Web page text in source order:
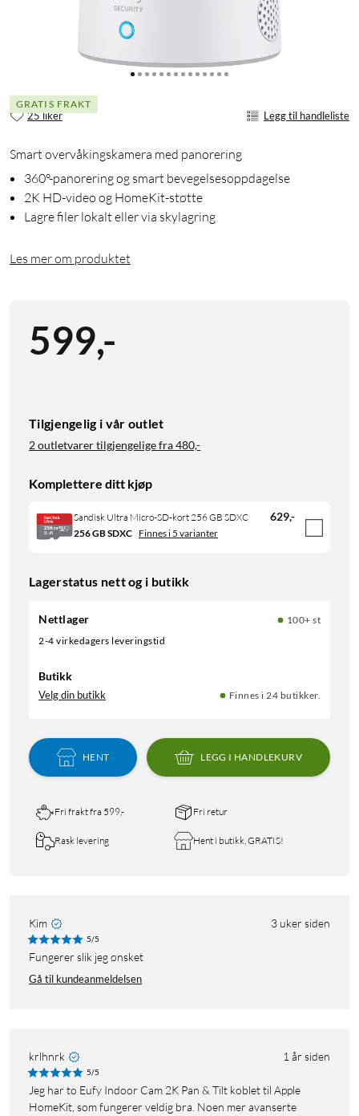
GRATIS FRAKT
25 liker Legg til handleliste
Smart overvåkingskamera med panorering
360°-panorering og smart bevegelsesoppdagelse
2K HD-video og HomeKit-støtte
Lagre filer lokalt eller via skylagring
Les mer om produktet
599,-
Tilgjengelig i vår outlet
2 outletvarer tilgjengelige fra480,-
Komplettere ditt kjøp
Sandisk Ultra Micro-SD-kort 256 GB SDXC 629,-
256 GB SDXC Finnes i 5 varianter
Lagerstatus nett og i butikk
Nettlager
100+ st
2-4 virkedagers leveringstid
Butikk
Velg din butikk Finnes i 24 butikker.
HENT LEGG I HANDLEKURV
Fri frakt fra 599,- Fri retur
Rask levering Hent i butikk, GRATIS!
Kim 3 uker siden
5/5
Fungerer slik jeg ønsket
Gå til kundeanmeldelsen
krlhnrk 1 år siden
5/5
Jeg har to Eufy Indoor Cam 2K Pan & Tilt koblet til Apple
HomeKit, som fungerer veldig bra. Noen mer avanserte